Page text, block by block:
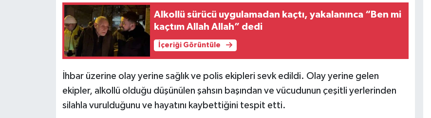
Alkollü sürücü uygulamadan kaçtı, yakalanınca “Ben mi
kaçtım Allah Allah” dedi
İçeriği Görüntüle
İhbar üzerine olay yerine sağlık ve polis ekipleri sevk edildi. Olay yerine gelen
ekipler, alkollü olduğu düşünülen şahsın başından ve vücudunun çeşitli yerlerinden
silahla vurulduğunu ve hayatını kaybettiğini tespit etti.